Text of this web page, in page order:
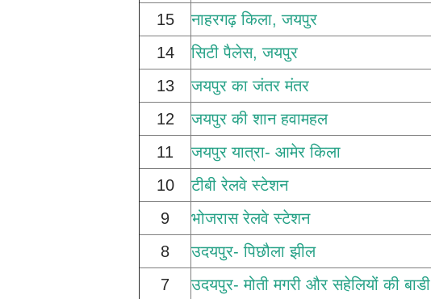
15
नाहरगढ़ किला, जयपुर
14
सिटी पैलेस, जयपुर
13
जयपुर का जंतर मंतर
12
जयपुर की शान हवामहल
11
जयपुर यात्रा- आमेर किला
10
टीबी रेलवे स्टेशन
9
भोजरास रेलवे स्टेशन
8
उदयपुर- पिछौला झील
7
उदयपुर- मोती मगरी और सहेलियों की बाडी